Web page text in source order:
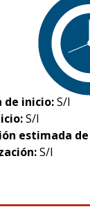
de inicio:S/I
S/I
estimada
S/I